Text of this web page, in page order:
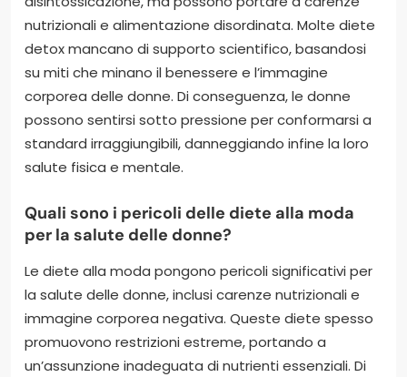
nutrizionali e alimentazione disordinata. Molte diete
detox mancano di supporto scientifico, basandosi
su miti che minano il benessere e l’immagine
corporea delle donne. Di conseguenza, le donne
possono sentirsi sotto pressione per conformarsi a
standard irraggiungibili, danneggiando infine la loro
salute fisica e mentale.
Quali sono i pericoli delle diete alla moda
per la salute delle donne?
Le diete alla moda pongono pericoli significativi per
la salute delle donne, inclusi carenze nutrizionali e
immagine corporea negativa. Queste diete spesso
promuovono restrizioni estreme, portando a
un’assunzione inadeguata di nutrienti essenziali. Di